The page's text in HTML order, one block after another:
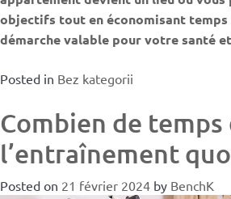
objectifs tout en économisant temps
démarche valable pour votre santé
Posted in Bez kategorii
Combien de
l’entraînement
Posted on 21 février 2024 by BenchK